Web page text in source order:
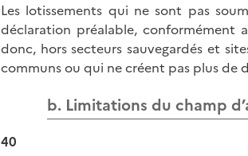
Les lotissements qui ne sont pas
déclaration préalable, conformément
donc, hors secteurs sauvegardés et
communs ou qui ne créent pas plus de
b. Limitations du champ
40